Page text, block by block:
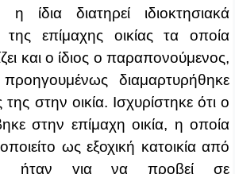
ίδια διατηρεί ιδιοκτησιακά
επίμαχης οικίας τα οποία
και ο ίδιος ο παραπονούμενος,
διαμαρτυρήθηκε
της στην οικία. Ισχυρίστηκε ότι ο
στην επίμαχη οικία, η οποία
ως εξοχική κατοικία από
ήταν για να προβεί σε